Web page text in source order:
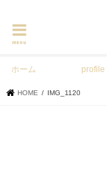
menu
ホーム profile
HOME IMG_1120